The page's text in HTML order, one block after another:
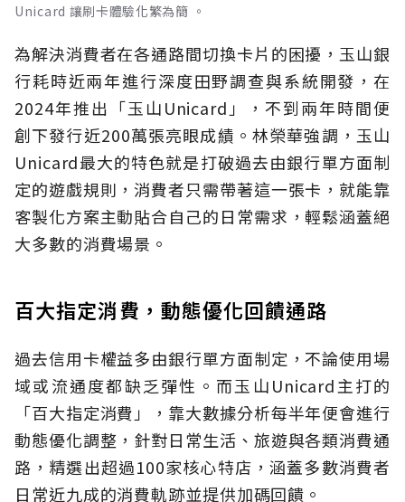
Unicard 讓刷卡體驗化繁為簡 。
為解決消費者在各通路間切換卡片的困擾，玉山銀
行耗時近兩年進行深度田野調查與系統開發，在
2024年推出「玉山Unicard」，不到兩年時間便
創下發行近200萬張亮眼成績。林榮華強調，玉山
Unicard最大的特色就是打破過去由銀行單方面制
定的遊戲規則，消費者只需帶著這一張卡，就能靠
客製化方案主動貼合自己的日常需求，輕鬆涵蓋絕
大多數的消費場景。
百大指定消費，動態優化回饋通路
過去信用卡權益多由銀行單方面制定，不論使用場
域或流通度都缺乏彈性。而玉山Unicard主打的
「百大指定消費」，靠大數據分析每半年便會進行
動態優化調整，針對日常生活、旅遊與各類消費通
路，精選出超過100家核心特店，涵蓋多數消費者
日常近九成的消費軌跡並提供加碼回饋。